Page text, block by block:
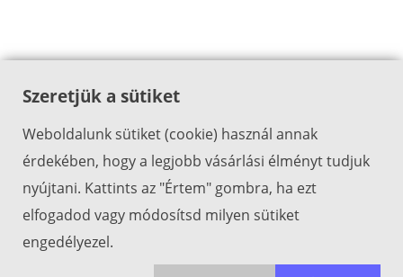
Szeretjük a sütiket
Weboldalunk sütiket (cookie) használ annak
érdekében, hogy a legjobb vásárlási élményt tudjuk
nyújtani. Kattints az "Értem" gombra, ha ezt
elfogadod vagy módosítsd milyen sütiket
engedélyezel.